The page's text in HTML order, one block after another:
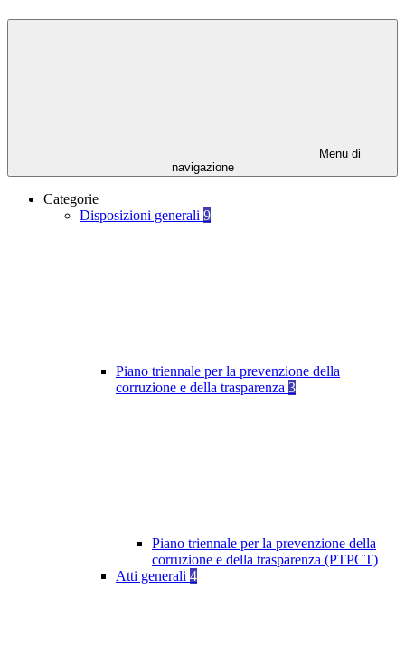
Menu di
navigazione
Categorie
Disposizioni generali 9
Piano triennale per la prevenzione della
corruzione e della trasparenza 3
Piano triennale per la prevenzione della
corruzione e della trasparenza (PTPCT)
Atti generali 4